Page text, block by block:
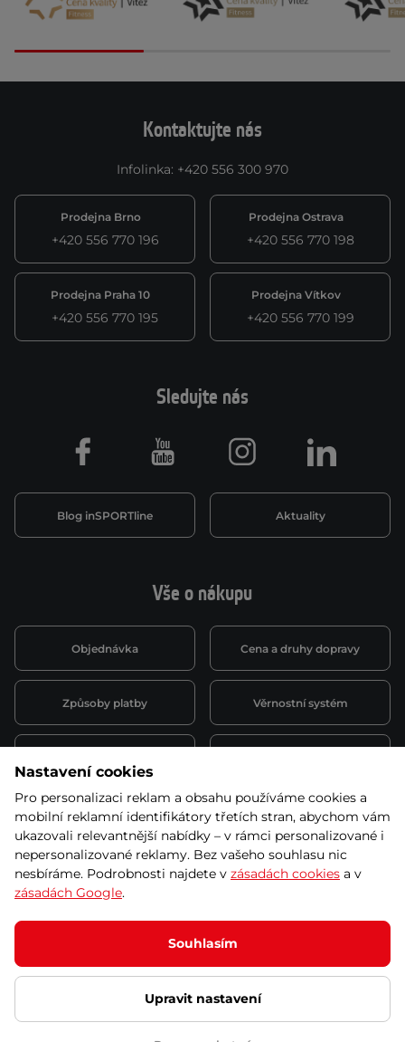
Kontaktujte nás
Infolinka: +420 556 300 970
Prodejna Brno
+420 556 770 196
Prodejna Ostrava
+420 556 770 198
Prodejna Praha 10
+420 556 770 195
Prodejna Vítkov
+420 556 770 199
Vše o nákupu
Objednávka Cena a druhy dopravy
Způsoby platby Věrnostní systém
Půjčovna
obchodní podmínky
Kariéra
Sledujte nás
Blog inSPORTline Aktuality
Facebook Youtube Instagram LinkedIn
© 2026 SEVEN SPORT s.r.o Všechna práva vyhrazena
Podle zákona o evidenci tržeb je prodávající povinen vystavit
kupujícímu účtenku.
Zároveň je povinen zaevidovat přijatou tržbu u správce daně online; v
případě technického výpadku pak nejpozději do 48 hodin.
Ochrana osobních údajů Nastavení cookies Vnitřní oznamovací
systém Prohlášení přístupnosti
Nastavení cookies
Pro personalizaci reklam a obsahu používáme cookies a
mobilní reklamní identifikátory třetích stran, abychom vám
ukazovali relevantnější nabídky – v rámci personalizované i
nepersonalizované reklamy. Bez vašeho souhlasu nic
nesbíráme. Podrobnosti najdete v zásadách cookies a v
zásadách Google.
Souhlasím
Upravit nastavení